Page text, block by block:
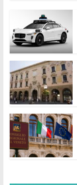
e
b
o
o
k
itt
er